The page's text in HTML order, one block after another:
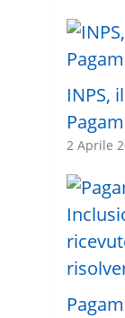
INPS,
2 Aprile